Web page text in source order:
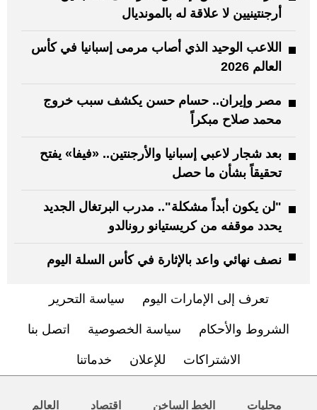
أرجنتينيين لا علاقة له بالمونديال
اللاعب الوحيد الذي أصاب مرمى إسبانيا في كأس
العالم 2026
مصر وإيران.. حسام حسن يكشف سبب خروج
محمد صلاح مبكراً
بعد شجار لاعبي إسبانيا والأرجنتين.. «فيفا» يفتح
تحقيقاً بشأن ما حصل
"لن يكون أبداً مشكلة".. مدرب البرتغال الجديد
يحدد موقفه من كريستيانو رونالدو
نصف نهائي واعد بالإثارة في كأس السلة اليوم
تعرف إلى الإمارات اليوم سياسة التحرير
الشروط والأحكام سياسة الخصوصية اتصل بنا
الاشتراكات للإعلان خدماتنا
محليات الخط الساخن اقتصاد العالم